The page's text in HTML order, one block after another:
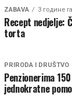
ZABAVA 3 године
Recept nedjelje:
torta
PRIRODA I DRUŠTVO
Penzionerima
jednokratne